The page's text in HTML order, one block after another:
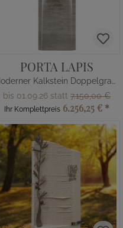
PORTA LAPIS
Moderner Kalkstein Doppelgrabstein
bis 01.09.26 statt 7.150,00 €
Ihr Komplettpreis 6.256,25 € *